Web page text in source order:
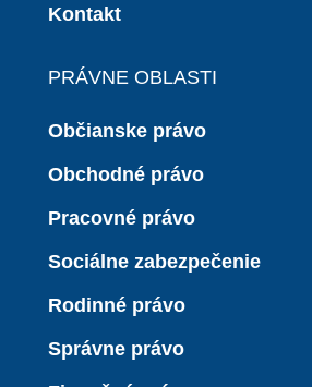
Kontakt
PRÁVNE OBLASTI
Občianske právo
Obchodné právo
Pracovné právo
Sociálne zabezpečenie
Rodinné právo
Správne právo